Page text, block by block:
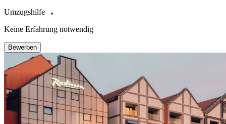
Umzugshilfe
Keine Erfahrung notwendig
Bewerben